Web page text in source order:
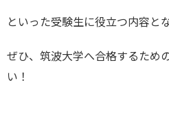
といった受験生に役立つ内容と
ぜひ、筑波大学へ合格するため
い！